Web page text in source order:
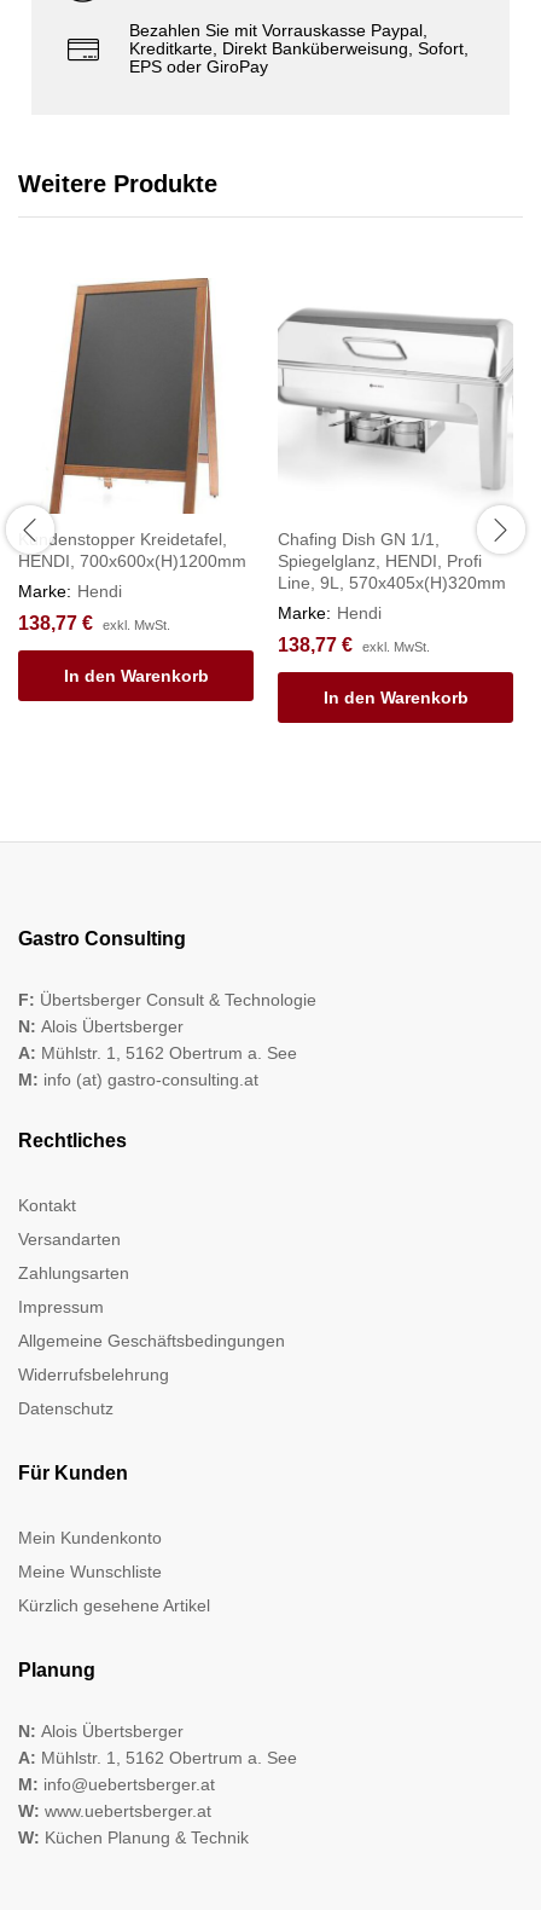
Bezahlen Sie mit Vorrauskasse Paypal,
Kreditkarte, Direkt Banküberweisung, Sofort,
EPS oder GiroPay
Weitere Produkte
Kundenstopper Kreidetafel,
HENDI, 700x600x(H)1200mm
Marke: Hendi
138,77 € exkl. MwSt.
In den Warenkorb
Chafing Dish GN 1/1,
Spiegelglanz, HENDI, Profi
Line, 9L, 570x405x(H)320mm
Marke: Hendi
138,77 € exkl. MwSt.
In den Warenkorb
Gastro Consulting
F: Übertsberger Consult & Technologie
N: Alois Übertsberger
A: Mühlstr. 1, 5162 Obertrum a. See
M: info (at) gastro-consulting.at
Rechtliches
Kontakt
Versandarten
Zahlungsarten
Impressum
Allgemeine Geschäftsbedingungen
Widerrufsbelehrung
Datenschutz
Für Kunden
Mein Kundenkonto
Meine Wunschliste
Kürzlich gesehene Artikel
Planung
N: Alois Übertsberger
A: Mühlstr. 1, 5162 Obertrum a. See
M: info@uebertsberger.at
W: www.uebertsberger.at
W: Küchen Planung & Technik